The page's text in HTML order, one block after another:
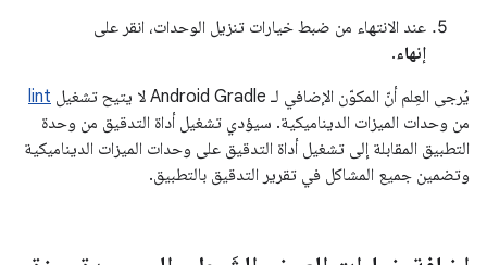
عند الانتهاء من ضبط خيارات تنزيل الوحدات، انقر على
إنهاء.
يُرجى العِلم أنّ المكوّن الإضافي لـ Android Gradle لا يتيح تشغيل
lint
من وحدات الميزات الديناميكية. سيؤدي تشغيل أداة التدقيق من وحدة
التطبيق المقابلة إلى تشغيل أداة التدقيق على وحدات الميزات الديناميكية
وتضمين جميع المشاكل في تقرير التدقيق بالتطبيق.